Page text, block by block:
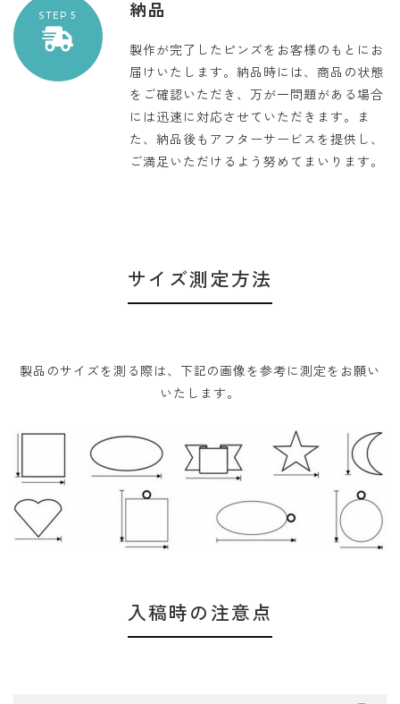
納品
製作が完了したピンズをお客様のもとにお
届けいたします。 納品時には、商品の状態
をご確認いただき、万が一問題がある場合
には迅速に対応させていただきます。ま
た、納品後もアフターサービスを提供し、
ご満足いただけるよう努めてまいります。
STEP 5
サイズ測定方法
製品のサイズを測る際は、下記の画像を参考に測定をお願い
いたします。
入稿時の注意点